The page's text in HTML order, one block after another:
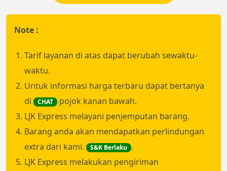
Note :
Tarif layanan di atas dapat berubah sewaktu-
waktu.
Untuk informasi harga terbaru dapat bertanya
di
CHAT
pojok kanan bawah.
LJK Express melayani penjemputan barang.
Barang anda akan mendapatkan perlindungan
extra dari kami.
S&K Berlaku .
LJK Express melakukan pengiriman